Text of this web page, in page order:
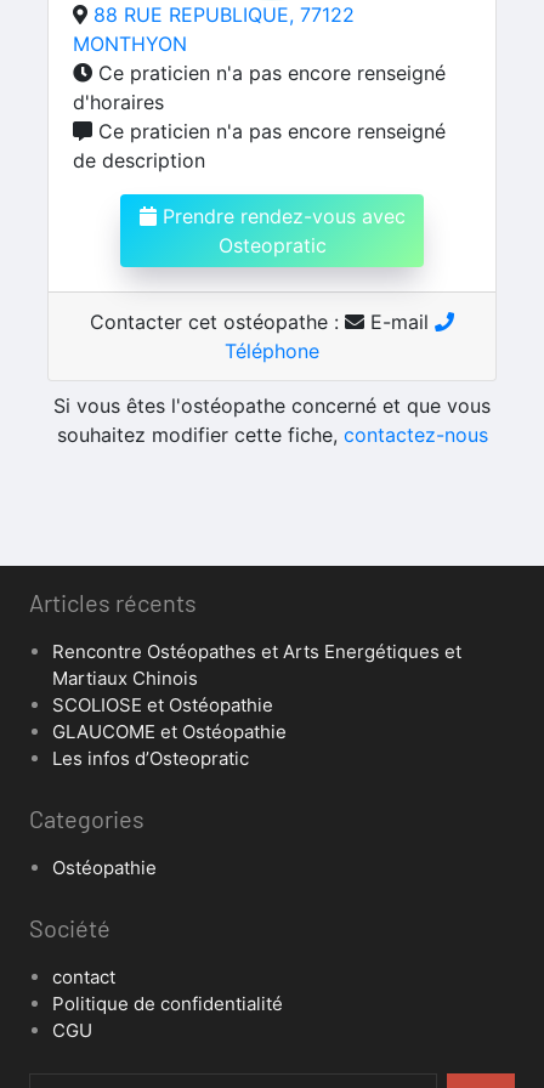
88 RUE REPUBLIQUE, 77122
MONTHYON
Ce praticien n'a pas encore renseigné
d'horaires
Ce praticien n'a pas encore renseigné
de description
Prendre rendez-vous avec
Osteopratic
Contacter cet ostéopathe :
E-mail
Téléphone
Si vous êtes l'ostéopathe concerné et que vous
souhaitez modifier cette fiche, contactez-nous
Articles récents
Rencontre Ostéopathes et Arts Energétiques et
Martiaux Chinois
SCOLIOSE et Ostéopathie
GLAUCOME et Ostéopathie
Les infos d’Osteopratic
Categories
Ostéopathie
Société
contact
Politique de confidentialité
CGU